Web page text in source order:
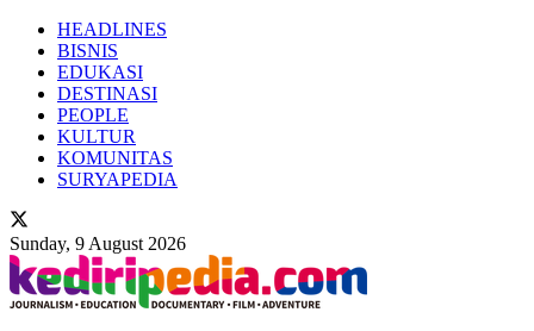
HEADLINES
BISNIS
EDUKASI
DESTINASI
PEOPLE
KULTUR
KOMUNITAS
SURYAPEDIA
Sunday, 9 August 2026